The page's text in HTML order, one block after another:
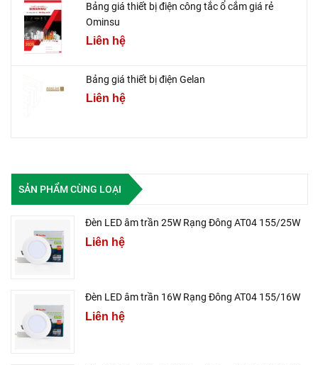
Bảng giá thiết bị điện công tắc ổ cắm giá rẻ
Ominsu
Liên hệ
Bảng giá thiết bị điện Gelan
Liên hệ
SẢN PHẨM CÙNG LOẠI
Đèn LED âm trần 25W Rạng Đông AT04 155/25W
Liên hệ
Đèn LED âm trần 16W Rạng Đông AT04 155/16W
Liên hệ